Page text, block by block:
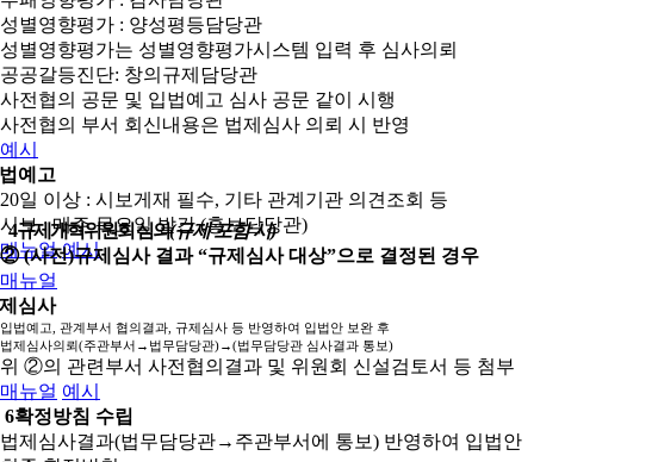
성별영향평가 : 양성평등담당관
성별영향평가는 성별영향평가시스템 입력 후 심사의뢰
공공갈등진단: 창의규제담당관
사전협의 공문 및 입법예고 심사 공문 같이 시행
사전협의 부서 회신내용은 법제심사 의뢰 시 반영
예시
예고
20일 이상 : 시보게재 필수, 기타 관계기관 의견조회 등
시보 : 매주 목요일 발간 (홍보담당관)
매뉴얼 예시
4규제개혁위원회 심의(규제 포함 시)
② (사전)규제심사 결과 “규제심사 대상”으로 결정된 경우
매뉴얼
심사
입법예고, 관계부서 협의결과, 규제심사 등 반영하여 입법안 보완 후
법제심사의뢰(주관부서→법무담당관)→(법무담당관 심사결과 통보)
위 ②의 관련부서 사전협의결과 및 위원회 신설검토서 등 첨부
매뉴얼 예시
6확정방침 수립
법제심사결과(법무담당관→주관부서에 통보) 반영하여 입법안